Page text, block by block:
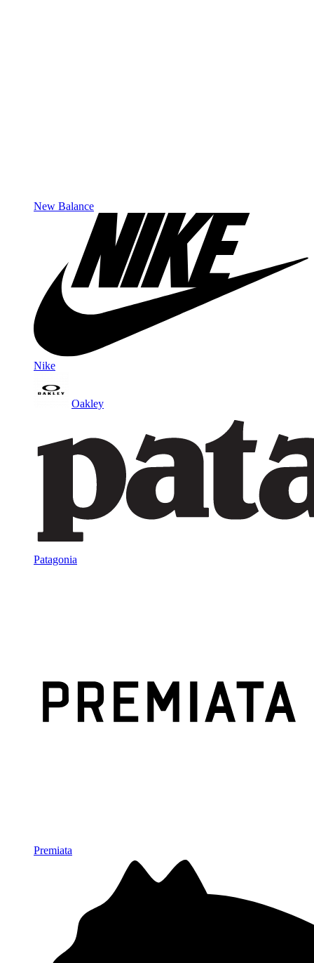
New Balance
Nike
Oakley
Patagonia
Premiata